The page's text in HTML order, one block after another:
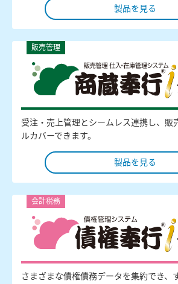
製品を見る
販売管理
受注・売上管理とシームレス連携し、販
ルカバーできます。
製品を見る
会計税務
さまざまな債権債務データを集約でき、